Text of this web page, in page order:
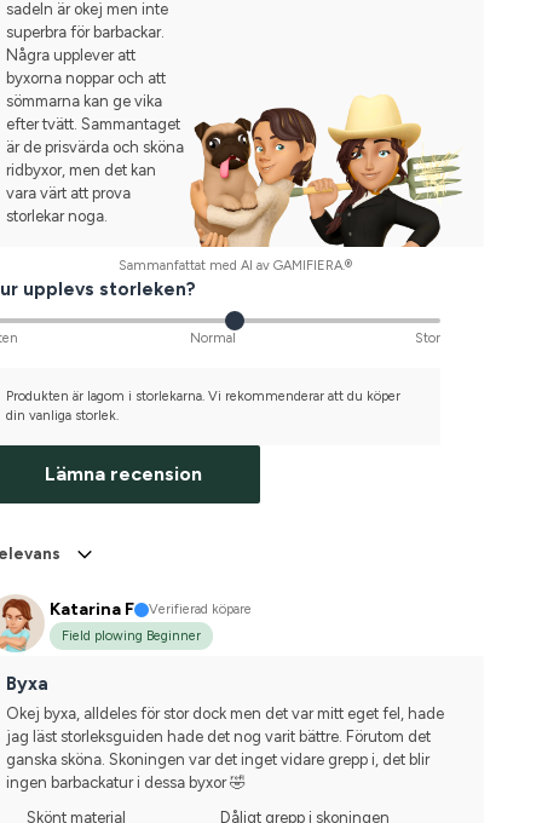
sadeln är okej men inte
superbra för barbackar.
Några upplever att
byxorna noppar och att
sömmarna kan ge vika
efter tvätt. Sammantaget
är de prisvärda och sköna
ridbyxor, men det kan
vara värt att prova
storlekar noga.
Sammanfattat med AI av GAMIFIERA.®
upplevs storleken?
Normal Stor
Produkten är lagom i storlekarna. Vi rekommenderar att du köper
din vanliga storlek.
Lämna recension
Katarina F
Verifierad köpare
Field plowing Beginner
Byxa
Okej byxa, alldeles för stor dock men det var mitt eget fel, hade
jag läst storleksguiden hade det nog varit bättre. Förutom det
ganska sköna. Skoningen var det inget vidare grepp i, det blir
ingen barbackatur i dessa byxor 🤣
Skönt material
Dåligt grepp i skoningen